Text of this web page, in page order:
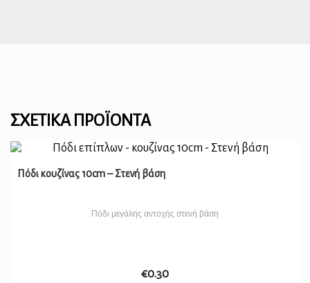
ΣΧΕΤΙΚΆ ΠΡΟΪΌΝΤΑ
Πόδι κουζίνας 10cm – Στενή βάση
Πόδι μεγάλης αντοχής στενή βάση
€0.30